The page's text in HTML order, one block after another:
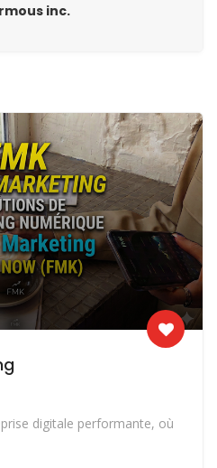
inc.
digitale performante, où